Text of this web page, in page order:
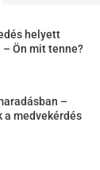
helyett
Ön mit tenne?
–
a medvekérdés